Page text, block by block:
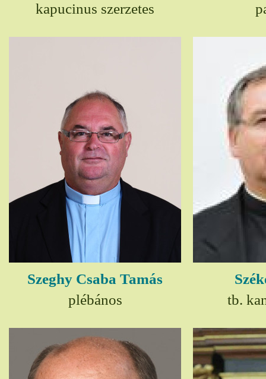
kapucinus szerzetes
Szeghy Csaba Tamás
plébános
tb.